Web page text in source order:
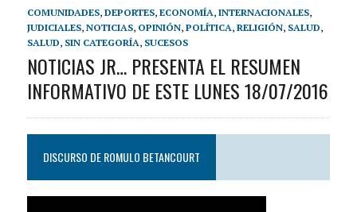
COMUNIDADES, DEPORTES, ECONOMÍA, INTERNACIONALES,
JUDICIALES, NOTICIAS, OPINIÓN, POLÍTICA, RELIGIÓN, SALUD,
SALUD, SIN CATEGORÍA, SUCESOS
NOTICIAS JR… PRESENTA EL RESUMEN
INFORMATIVO DE ESTE LUNES 18/07/2016
DISCURSO DE ROMULO BETANCOURT